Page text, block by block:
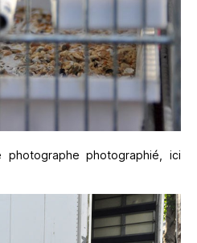
photographe photographié, ici